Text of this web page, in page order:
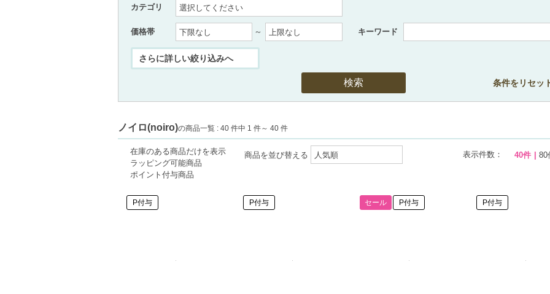
カテゴリ
価格帯 ～ キーワード
条件をリセッ
ノイロ(noiro)の商品一覧 : 40 件中 1 件～ 40 件
在庫のある商品だけを表示
ラッピング可能商品
ポイント付与商品
商品を並び替える 表示件数： 40件 80
P付与 P付与 セール P付与 P付与